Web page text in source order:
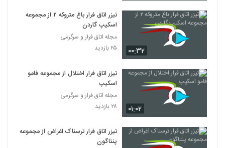
۰۰:۳۲
تیزر اتاق فرار باغ متروکه ۲ از مجموعه
اسکیپ گاردن
مجله اتاق فرار و سرگرمی
۲۵ بازدید
۰۱:۰۲
تیزر اتاق فرار اختلال از مجموعه فامو
اسکیپ
مجله اتاق فرار و سرگرمی
۲۸ بازدید
تیزر اتاق فرار ترسناک اغراض از مجموعه
پنتاگون